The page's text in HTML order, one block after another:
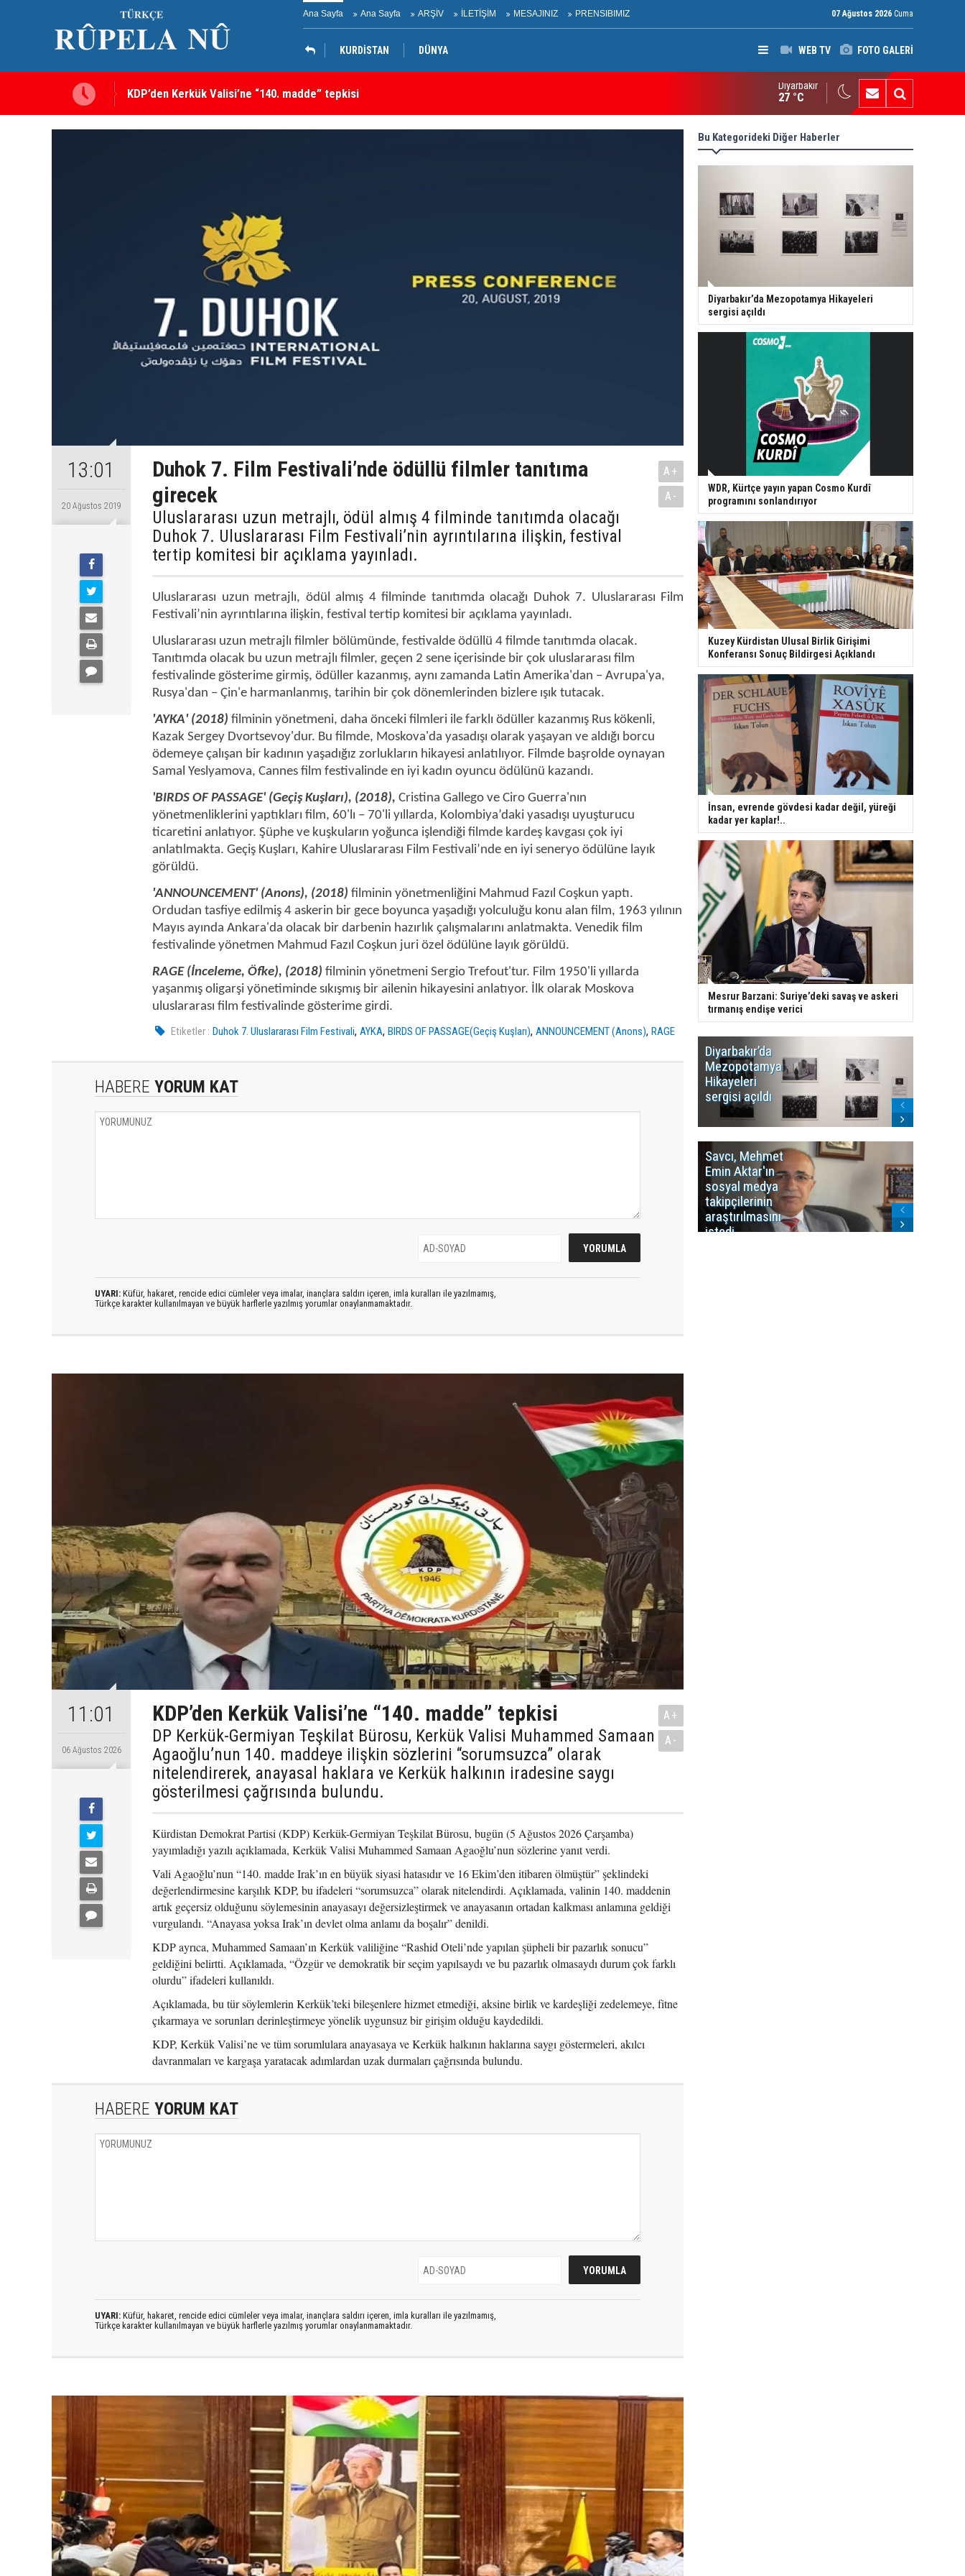
Ana Sayfa Ana Sayfa ARŞİV İLETİŞİM MESAJINIZ PRENSIBIMIZ 07 Ağustos 2026 Cuma
WEB TV FOTO GALERİ
KURDİSTAN DÜNYA
Kerkük’te Kürt partilerden 7 maddelik ortak bildiri Irak: Silah bırakmayan gruplara terör yasası uygulanacak
Diyarbakır
27 °C
13:01
20 Ağustos 2019
Duhok 7. Film Festivali’nde ödüllü filmler tanıtıma
girecek
Uluslararası uzun metrajlı, ödül almış 4 filminde tanıtımda olacağı
Duhok 7. Uluslararası Film Festivali’nin ayrıntılarına ilişkin, festival
tertip komitesi bir açıklama yayınladı.
A+
A-
Uluslararası uzun metrajlı, ödül almış 4 filminde tanıtımda olacağı Duhok 7. Uluslararası Film
Festivali’nin ayrıntılarına ilişkin, festival tertip komitesi bir açıklama yayınladı.
Uluslararası uzun metrajlı filmler bölümünde, festivalde ödüllü 4 filmde tanıtımda olacak.
Tanıtımda olacak bu uzun metrajlı filmler, geçen 2 sene içerisinde bir çok uluslararası film
festivalinde gösterime girmiş, ödüller kazanmış, aynı zamanda Latin Amerika'dan – Avrupa'ya,
Rusya'dan – Çin'e harmanlanmış, tarihin bir çok dönemlerinden bizlere ışık tutacak.
'AYKA' (2018) filminin yönetmeni, daha önceki filmleri ile farklı ödüller kazanmış Rus kökenli,
Kazak Sergey Dvortsevoy'dur. Bu filmde, Moskova'da yasadışı olarak yaşayan ve aldığı borcu
ödemeye çalışan bir kadının yaşadığız zorlukların hikayesi anlatılıyor. Filmde başrolde oynayan
Samal Yeslyamova, Cannes film festivalinde en iyi kadın oyuncu ödülünü kazandı.
'BIRDS OF PASSAGE' (Geçiş Kuşları), (2018), Cristina Gallego ve Ciro Guerra'nın
yönetmenliklerini yaptıkları film, 60'lı – 70'li yıllarda, Kolombiya’daki yasadışı uyuşturucu
ticaretini anlatıyor. Şüphe ve kuşkuların yoğunca işlendiği filmde kardeş kavgası çok iyi
anlatılmakta. Geçiş Kuşları, Kahire Uluslararası Film Festivali’nde en iyi seneryo ödülüne layık
görüldü.
'ANNOUNCEMENT' (Anons), (2018) filminin yönetmenliğini Mahmud Fazıl Coşkun yaptı.
Ordudan tasfiye edilmiş 4 askerin bir gece boyunca yaşadığı yolculuğu konu alan film, 1963 yılının
Mayıs ayında Ankara'da olacak bir darbenin hazırlık çalışmalarını anlatmakta. Venedik film
festivalinde yönetmen Mahmud Fazıl Coşkun juri özel ödülüne layık görüldü.
RAGE (İnceleme, Öfke), (2018) filminin yönetmeni Sergio Trefout'tur. Film 1950'li yıllarda
yaşanmış oligarşi yönetiminde sıkışmış bir ailenin hikayesini anlatıyor. İlk olarak Moskova
uluslararası film festivalinde gösterime girdi.
Etiketler : Duhok 7. Uluslararası Film Festivali,AYKA,BIRDS OF PASSAGE(Geçiş Kuşları),ANNOUNCEMENT (Anons),RAGE
HABERE YORUM KAT
UYARI: Küfür, hakaret, rencide edici cümleler veya imalar, inançlara saldırı içeren, imla kuralları ile yazılmamış,
Türkçe karakter kullanılmayan ve büyük harflerle yazılmış yorumlar onaylanmamaktadır.
11:01
06 Ağustos 2026
KDP’den Kerkük Valisi’ne “140. madde” tepkisi
DP Kerkük-Germiyan Teşkilat Bürosu, Kerkük Valisi Muhammed Samaan
Agaoğlu’nun 140. maddeye ilişkin sözlerini “sorumsuzca” olarak
nitelendirerek, anayasal haklara ve Kerkük halkının iradesine saygı
gösterilmesi çağrısında bulundu.
A+
A-
Kürdistan Demokrat Partisi (KDP) Kerkük-Germiyan Teşkilat Bürosu, bugün (5 Ağustos 2026 Çarşamba)
yayımladığı yazılı açıklamada, Kerkük Valisi Muhammed Samaan Agaoğlu’nun sözlerine yanıt verdi.
Vali Agaoğlu’nun “140. madde Irak’ın en büyük siyasi hatasıdır ve 16 Ekim’den itibaren ölmüştür” şeklindeki
değerlendirmesine karşılık KDP, bu ifadeleri “sorumsuzca” olarak nitelendirdi. Açıklamada, valinin 140. maddenin
artık geçersiz olduğunu söylemesinin anayasayı değersizleştirmek ve anayasanın ortadan kalkması anlamına geldiği
vurgulandı. “Anayasa yoksa Irak’ın devlet olma anlamı da boşalır” denildi.
KDP ayrıca, Muhammed Samaan’ın Kerkük valiliğine “Rashid Oteli’nde yapılan şüpheli bir pazarlık sonucu”
geldiğini belirtti. Açıklamada, “Özgür ve demokratik bir seçim yapılsaydı ve bu pazarlık olmasaydı durum çok farklı
olurdu” ifadeleri kullanıldı.
Açıklamada, bu tür söylemlerin Kerkük’teki bileşenlere hizmet etmediği, aksine birlik ve kardeşliği zedelemeye, fitne
çıkarmaya ve sorunları derinleştirmeye yönelik uygunsuz bir girişim olduğu kaydedildi.
KDP, Kerkük Valisi’ne ve tüm sorumlulara anayasaya ve Kerkük halkının haklarına saygı göstermeleri, akılcı
davranmaları ve kargaşa yaratacak adımlardan uzak durmaları çağrısında bulundu.
HABERE YORUM KAT
UYARI: Küfür, hakaret, rencide edici cümleler veya imalar, inançlara saldırı içeren, imla kuralları ile yazılmamış,
Türkçe karakter kullanılmayan ve büyük harflerle yazılmış yorumlar onaylanmamaktadır.
Bu Kategorideki Diğer Haberler
Diyarbakır’da Mezopotamya Hikayeleri
sergisi açıldı
WDR, Kürtçe yayın yapan Cosmo Kurdî
programını sonlandırıyor
Kuzey Kürdistan Ulusal Birlik Girişimi
Konferansı Sonuç Bildirgesi Açıklandı
İnsan, evrende gövdesi kadar değil, yüreği
kadar yer kaplar!..
Mesrur Barzani: Suriye’deki savaş ve askeri
tırmanış endişe verici
Diyarbakır’da
Mezopotamya
Hikayeleri
sergisi açıldı
Savcı, Mehmet
Emin Aktar'ın
sosyal medya
takipçilerinin
araştırılmasını
istedi